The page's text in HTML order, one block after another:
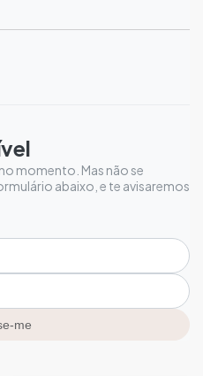
momento. Mas não se
abaixo, e te avisaremos
me